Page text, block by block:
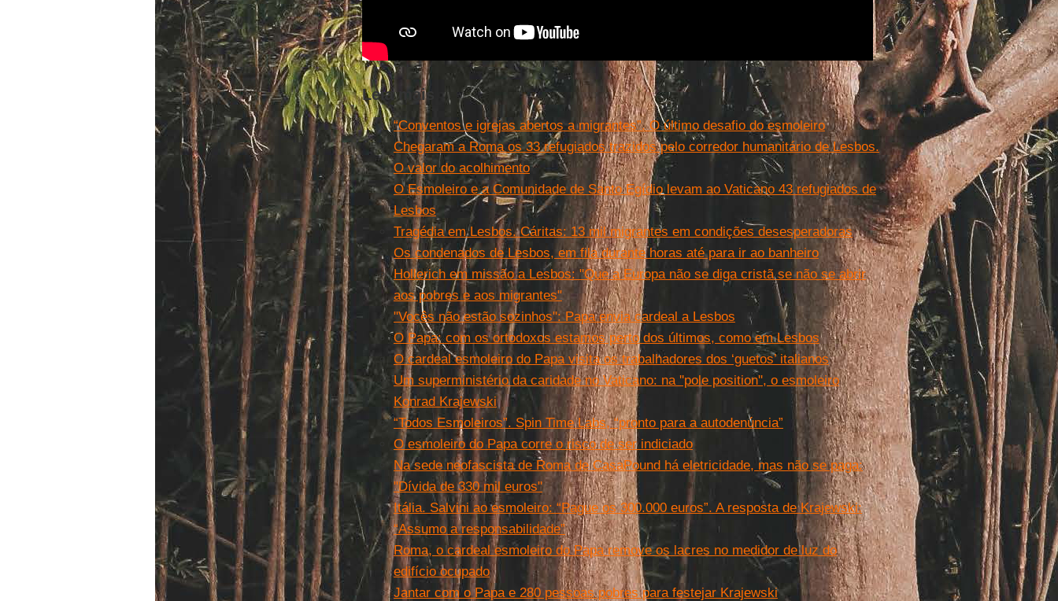
Leia mais
“Conventos e igrejas abertos a migrantes”. O último desafio do esmoleiro
Chegaram a Roma os 33 refugiados trazidos pelo corredor humanitário de Lesbos.
O valor do acolhimento
O Esmoleiro e a Comunidade de Santo Egídio levam ao Vaticano 43 refugiados de
Lesbos
Tragédia em Lesbos. Cáritas: 13 mil migrantes em condições desesperadoras
Os condenados de Lesbos, em fila durante horas até para ir ao banheiro
Hollerich em missão a Lesbos: "Que a Europa não se diga cristã se não se abrir
aos pobres e aos migrantes"
"Vocês não estão sozinhos": Papa envia cardeal a Lesbos
O Papa: com os ortodoxos estamos perto dos últimos, como em Lesbos
O cardeal esmoleiro do Papa visita os trabalhadores dos ‘guetos’ italianos
Um superministério da caridade no Vaticano: na ''pole position'', o esmoleiro
Konrad Krajewski
“Todos Esmoleiros”. Spin Time Labs, “pronto para a autodenúncia”
O esmoleiro do Papa corre o risco de ser indiciado
Na sede neofascista de Roma de CasaPound há eletricidade, mas não se paga:
"Dívida de 330 mil euros"
Itália. Salvini ao esmoleiro: “Pague os 300.000 euros”. A resposta de Krajewski:
“Assumo a responsabilidade”
Roma, o cardeal esmoleiro do Papa remove os lacres no medidor de luz do
edifício ocupado
Jantar com o Papa e 280 pessoas pobres para festejar Krajewski